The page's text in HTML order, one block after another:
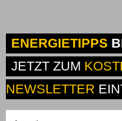
ENERGIETIPPS
JETZT ZUM
NEWSLETTER